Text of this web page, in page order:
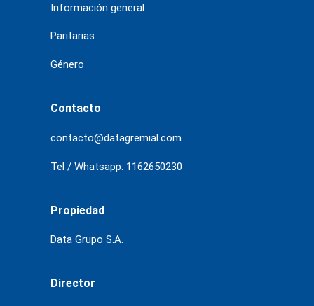
Información general
Paritarias
Género
Contacto
contacto@datagremial.com
Tel / Whatsapp: 1162650230
Propiedad
Data Grupo S.A.
Director